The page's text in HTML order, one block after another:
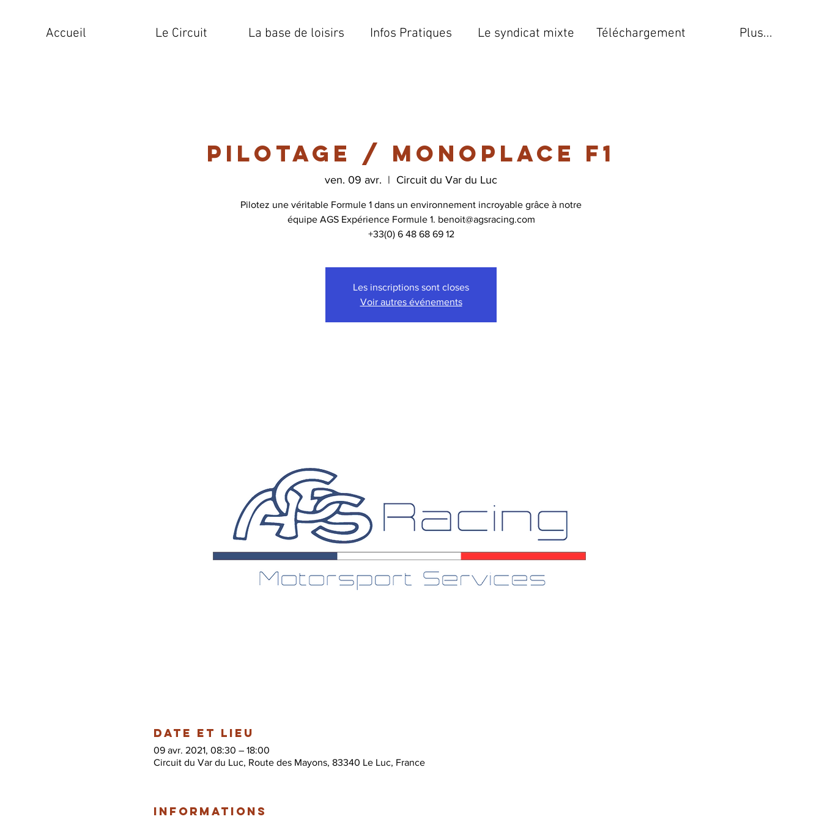
Accueil Le Circuit La base de loisirs Infos Pratiques Le syndicat mixte Téléchargement Plus...
Pilotage / Monoplace F1
ven. 09 avr.
  |
Circuit du Var du Luc
Pilotez une véritable Formule 1 dans un environnement incroyable grâce à notre
équipe AGS Expérience Formule 1. benoit@agsracing.com
+33(0) 6 48 68 69 12
Les inscriptions sont closes
Voir autres événements
Date et lieu
09 avr. 2021, 08:30 – 18:00
Circuit du Var du Luc, Route des Mayons, 83340 Le Luc, France
Informations